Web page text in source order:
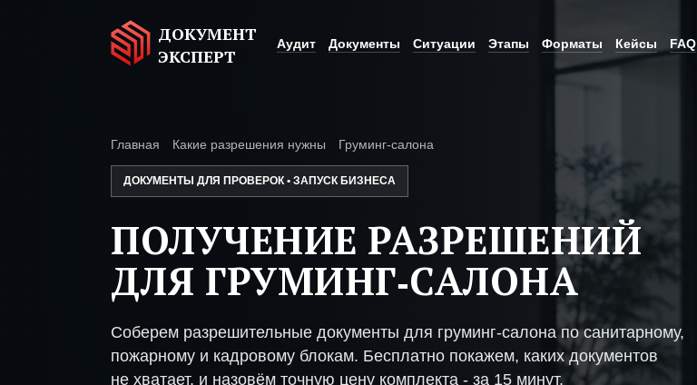
ДОКУМЕНТ
ЭКСПЕРТ
Аудит Документы Ситуации Этапы Форматы Кейсы FAQ
Главная Какие разрешения нужны Груминг-салона
ДОКУМЕНТЫ ДЛЯ ПРОВЕРОК • ЗАПУСК БИЗНЕСА
ПОЛУЧЕНИЕ РАЗРЕШЕНИЙ
ДЛЯ ГРУМИНГ-САЛОНА
Соберем разрешительные документы для груминг-салона по санитарному,
пожарному и кадровому блокам. Бесплатно покажем, каких документов
не хватает, и назовём точную цену комплекта - за 15 минут.